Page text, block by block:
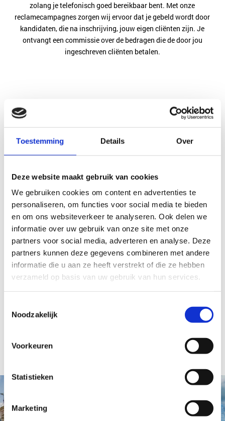
Toestemming Details Over
Deze website maakt gebruik van cookies
We gebruiken cookies om content en advertenties te
personaliseren, om functies voor social media te bieden
en om ons websiteverkeer te analyseren. Ook delen we
informatie over uw gebruik van onze site met onze
partners voor social media, adverteren en analyse. Deze
partners kunnen deze gegevens combineren met andere
informatie die u aan ze heeft verstrekt of die ze hebben
verzameld op basis van uw gebruik van hun services.
Noodzakelijk
Voorkeuren
Statistieken
Marketing
zolang je telefonisch goed bereikbaar bent. Met onze
reclamecampagnes zorgen wij ervoor dat je gebeld wordt door
kandidaten, die na inschrijving, jouw eigen cliënten zijn. Je
ontvangt een commissie over de bedragen die de door jou
ingeschreven cliënten betalen.
Je eigen klanten
vind matches.
Kom bij ons werken!
Meer weten over onze
matchmaker vacatures?
Radboud Visser is een ervaren matchmaker en beantwoordt graag
al je vragen. Neem contact op
Meer informatie over Mens & Relatie vindt u op
www.mens-en-